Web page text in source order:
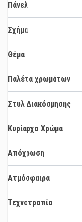
Πάνελ
Σχήμα
Θέμα
Παλέτα χρωμάτων
Στυλ Διακόσμησης
Κυρίαρχο Χρώμα
Απόχρωση
Ατμόσφαιρα
Τεχνοτροπία